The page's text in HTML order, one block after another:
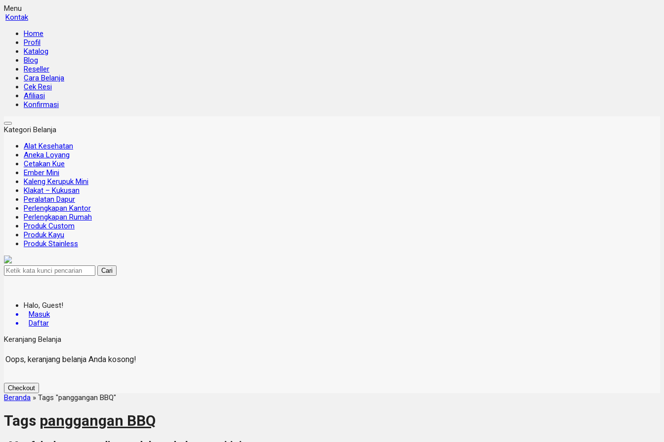
Menu
Kontak
Home
Profil
Katalog
Blog
Reseller
Cara Belanja
Cek Resi
Afiliasi
Konfirmasi
Kategori Belanja
Alat Kesehatan
Aneka Loyang
Cetakan Kue
Ember Mini
Kaleng Kerupuk Mini
Klakat – Kukusan
Peralatan Dapur
Perlengkapan Kantor
Perlengkapan Rumah
Produk Custom
Produk Kayu
Produk Stainless
Cari
Halo, Guest!
Masuk
Daftar
Keranjang Belanja
Oops, keranjang belanja Anda kosong!
Checkout
Beranda » Tags "panggangan BBQ"
Tags panggangan BBQ